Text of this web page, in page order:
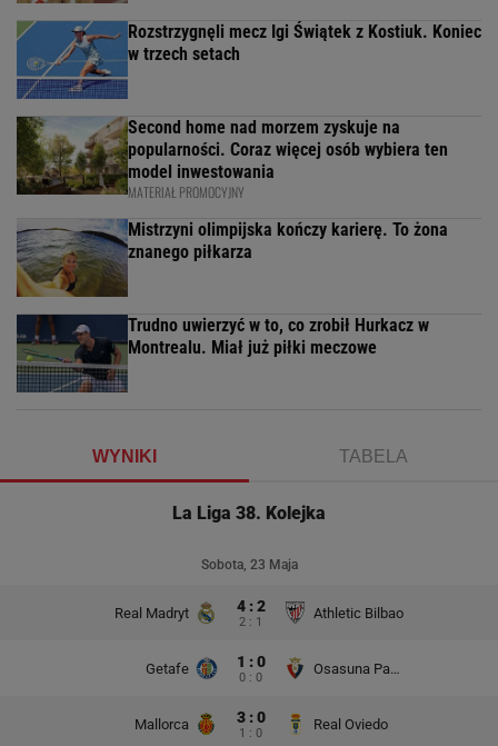
Rozstrzygnęli mecz Igi Świątek z Kostiuk. Koniec
w trzech setach
Second home nad morzem zyskuje na
popularności. Coraz więcej osób wybiera ten
model inwestowania
MATERIAŁ PROMOCYJNY
Mistrzyni olimpijska kończy karierę. To żona
znanego piłkarza
Trudno uwierzyć w to, co zrobił Hurkacz w
Montrealu. Miał już piłki meczowe
WYNIKI TABELA
La Liga 38. Kolejka
Sobota, 23 Maja
Real Madryt 4 : 2
2 : 1
Athletic Bilbao
Getafe 1 : 0
0 : 0
Osasuna Pampeluna
Mallorca 3 : 0
1 : 0
Real Oviedo